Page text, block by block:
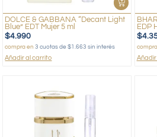
DOLCE & GABBANA “Decant Light
Blue” EDT Mujer 5 ml
$4.990
compra en3 cuotas de $1.663 sin interés
Añadir al carrito
EDP
$